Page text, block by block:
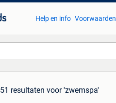
Help en info Voorwaarden
51 resultaten voor 'zwemspa'